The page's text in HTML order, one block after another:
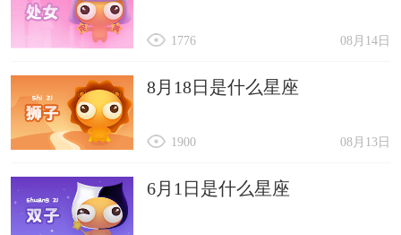
08月14日
1776
8月18日是什么星座
08月13日
1900
6月1日是什么星座